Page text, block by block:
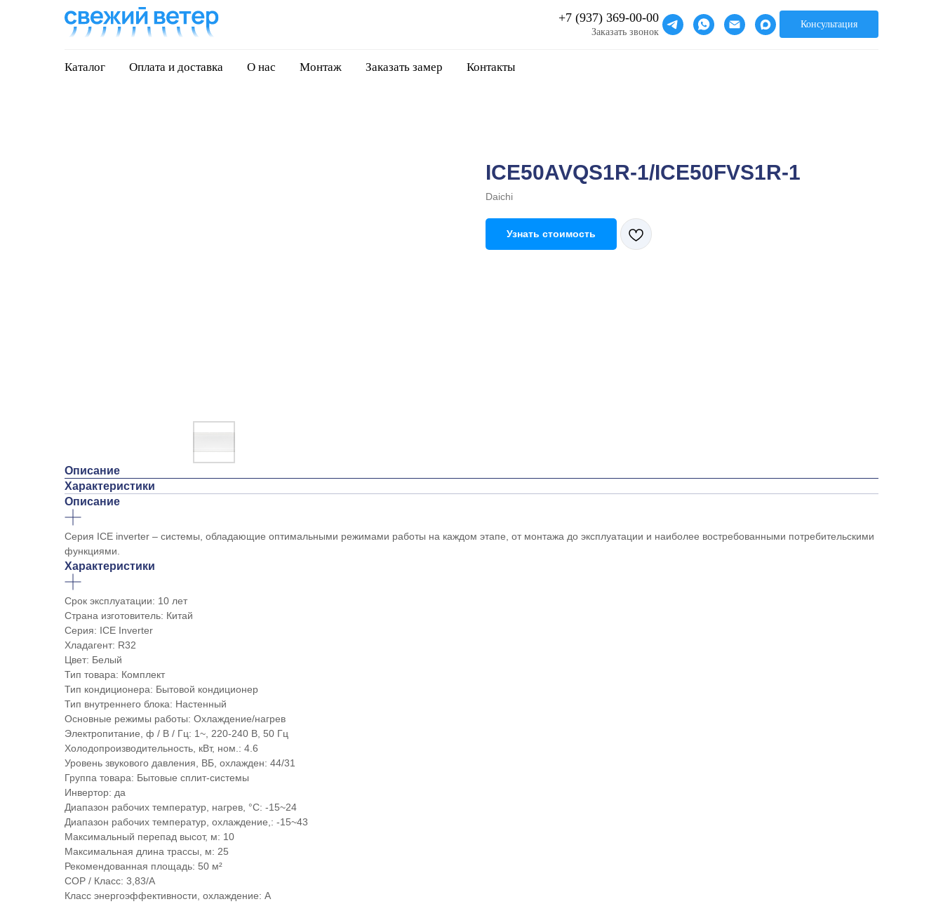
+7 (937) 369-00-00
Заказать звонок
Консультация
Каталог Оплата и доставка О нас Монтаж Заказать замер Контакты
ICE50AVQS1R-1/ICE50FVS1R-1
Daichi
Узнать стоимость
Описание
Характеристики
Описание
Серия ICE inverter – системы, обладающие оптимальными режимами работы на каждом этапе, от монтажа до эксплуатации и наиболее востребованными потребительскими
функциями.
Характеристики
Срок эксплуатации: 10 лет
Страна изготовитель: Китай
Серия: ICE Inverter
Хладагент: R32
Цвет: Белый
Тип товара: Комплект
Тип кондиционера: Бытовой кондиционер
Тип внутреннего блока: Настенный
Основные режимы работы: Охлаждение/нагрев
Электропитание, ф / В / Гц: 1~, 220-240 В, 50 Гц
Холодопроизводительность, кВт, ном.: 4.6
Уровень звукового давления, ВБ, охлажден: 44/31
Группа товара: Бытовые сплит-системы
Инвертор: да
Диапазон рабочих температур, нагрев, °C: -15~24
Диапазон рабочих температур, охлаждение,: -15~43
Максимальный перепад высот, м: 10
Максимальная длина трассы, м: 25
Рекомендованная площадь: 50 м²
COP / Класс: 3,83/A
Класс энергоэффективности, охлаждение: A